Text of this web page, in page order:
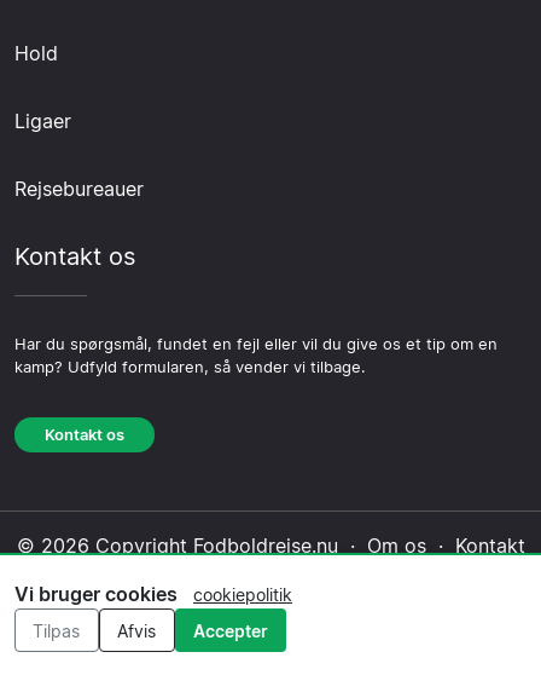
Hold
Ligaer
Rejsebureauer
Kontakt os
Har du spørgsmål, fundet en fejl eller vil du give os et tip om en
kamp? Udfyld formularen, så vender vi tilbage.
Kontakt os
© 2026 Copyright Fodboldrejse.nu · Om os· Kontakt
politik
Vi bruger cookies
cookiepolitik
Tilpas
Afvis Accepter